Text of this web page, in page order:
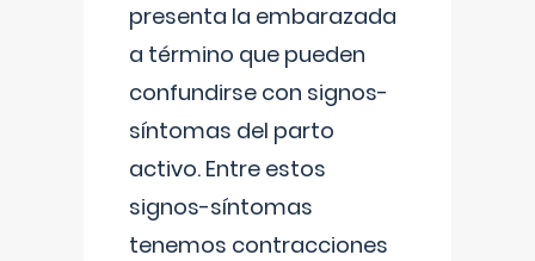
presenta la embarazada
a término que pueden
confundirse con signos-
síntomas del parto
activo. Entre estos
signos-síntomas
tenemos contracciones